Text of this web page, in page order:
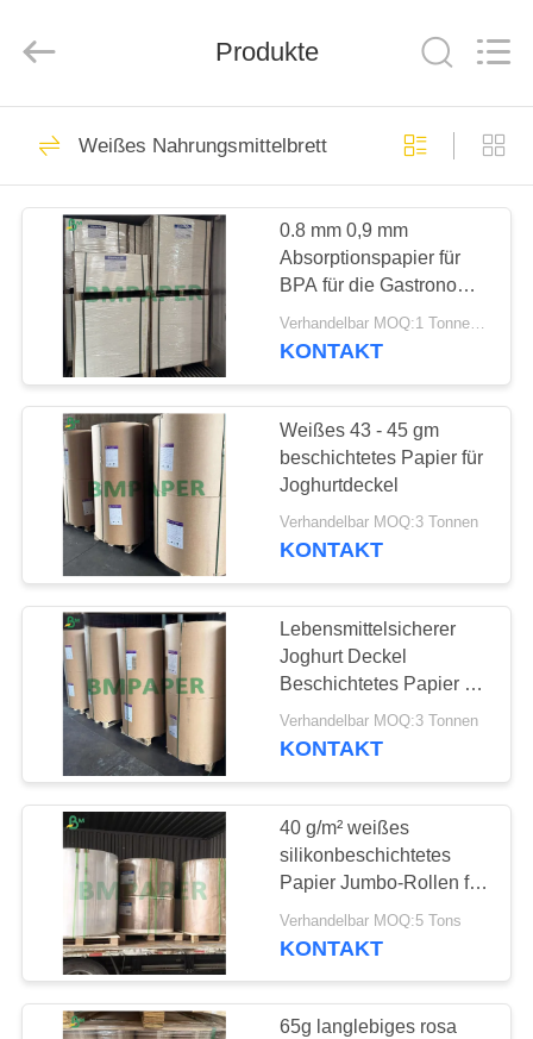
HAUS
PRODUKTE
ÜBER
UNS
FABRIK-
AUSFLUG
QUALITÄTSKONTROLLE
TRETEN
SIE
UNS
VERBINDUNG
NACHRICHTEN
FÄLLE
SITEMAP
LTD..
weißes Kraftpapier
760
braune
Kraftpapierrolle
702
Kraftlinerbrett
315
PETgestrichenes
papier
409
Produkte
Weißes Nahrungsmittelbrett
0.8 mm 0,9 mm
Absorptionspapier für
BPA für die Gastronomie
- 700 x 1000 mm frei
Verhandelbar MOQ:1 Tonne für gemeinsame Größe und 10 Tonnen für die besondere Größe
KONTAKT
Weißes 43 - 45 gm
beschichtetes Papier für
Joghurtdeckel
Verhandelbar MOQ:3 Tonnen
KONTAKT
Lebensmittelsicherer
Joghurt Deckel
Beschichtetes Papier 43
/ 45gsm Anti-Krack
Bleichkraft
Verhandelbar MOQ:3 Tonnen
KONTAKT
40 g/m² weißes
silikonbeschichtetes
Papier Jumbo-Rollen für
Brot und Braten
Verhandelbar MOQ:5 Tons
KONTAKT
65g langlebiges rosa